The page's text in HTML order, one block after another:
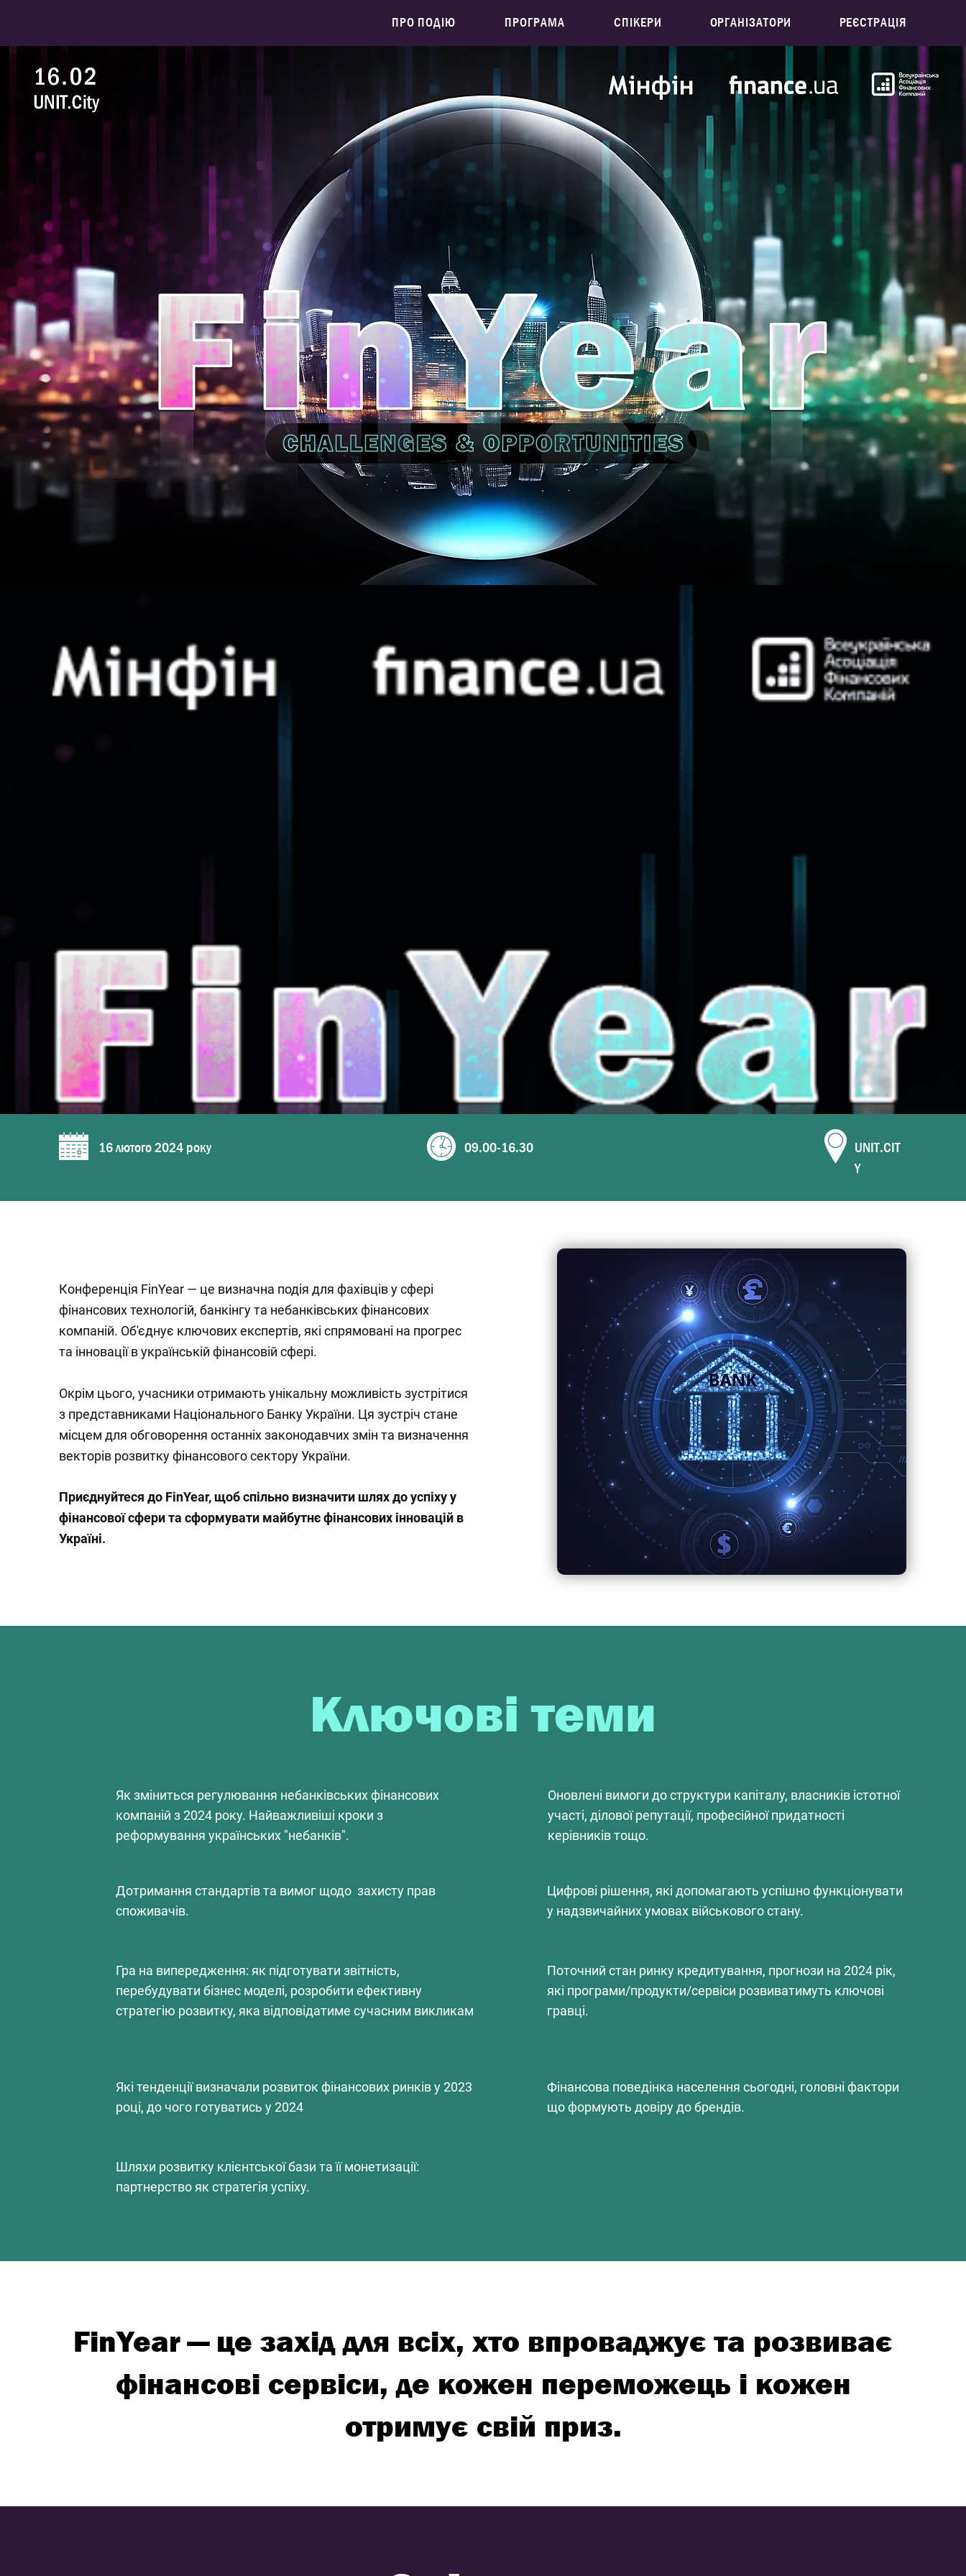
ПРО ПОДІЮ ПРОГРАМА СПІКЕРИ ОРГАНІЗАТОРИ РЕЄСТРАЦІЯ
16 лютого 2024 року 09.00-16.30
UNIT.CIT
Y
Конференція FinYear — це визначна подія для фахівців у сфері
фінансових технологій, банкінгу та небанківських фінансових
компаній. Об'єднує ключових експертів, які спрямовані на прогрес
та інновації в українській фінансовій сфері.
Окрім цього, учасники отримають унікальну можливість зустрітися
з представниками Національного Банку України. Ця зустріч стане
місцем для обговорення останніх законодавчих змін та визначення
векторів розвитку фінансового сектору України.
Приєднуйтеся до FinYear, щоб спільно визначити шлях до успіху у
фінансової сфери та сформувати майбутнє фінансових інновацій в
Україні.
Ключові теми
Як зміниться регулювання небанківських фінансових
компаній з 2024 року. Найважливіші кроки з
реформування українських "небанків".
Оновлені вимоги до структури капіталу, власників істотної
участі, ділової репутації, професійної придатності
керівників тощо.
Дотримання стандартів та вимог щодо захисту прав
споживачів.
Цифрові рішення, які допомагають успішно функціонувати
у надзвичайних умовах військового стану.
Гра на випередження: як підготувати звітність,
перебудувати бізнес моделі, розробити ефективну
стратегію розвитку, яка відповідатиме сучасним викликам
Поточний стан ринку кредитування, прогнози на 2024 рік,
які програми/продукти/сервіси розвиватимуть ключові
гравці.
Які тенденції визначали розвиток фінансових ринків у 2023
році, до чого готуватись у 2024
Фінансова поведінка населення сьогодні, головні фактори
що формують довіру до брендів.
Шляхи розвитку клієнтської бази та її монетизації:
партнерство як стратегія успіху.
FinYear — це захід для всіх, хто впроваджує та розвиває
фінансові сервіси, де кожен переможець і кожен
отримує свій приз.